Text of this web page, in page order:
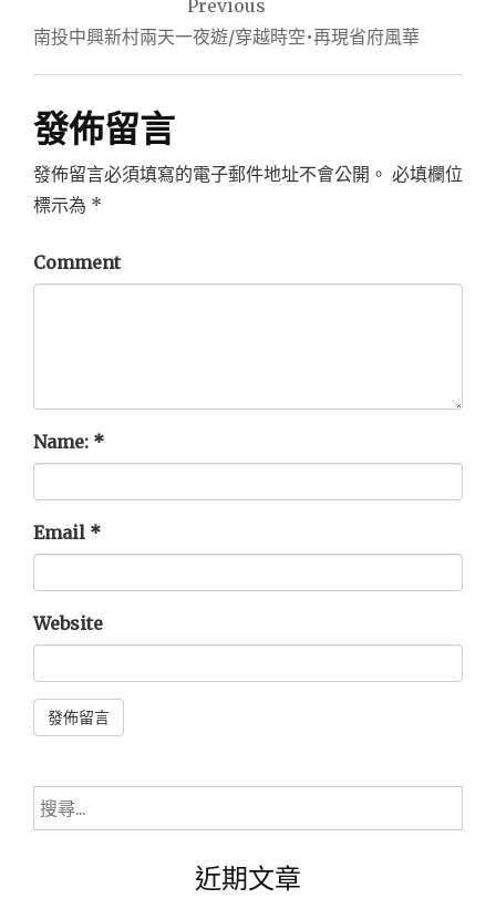
章
導
覽
Previous
南投中興新村兩天一夜遊/穿越時空•再現省府風華
發佈留言
發佈留言必須填寫的電子郵件地址不會公開。 必填欄位
標示為 *
Comment
Name: *
Email *
Website
搜
尋
近期文章